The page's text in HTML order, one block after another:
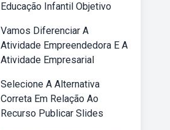
Educação Infantil Objetivo
Vamos Diferenciar A
Atividade Empreendedora E A
Atividade Empresarial
Selecione A Alternativa
Correta Em Relação Ao
Recurso Publicar Slides